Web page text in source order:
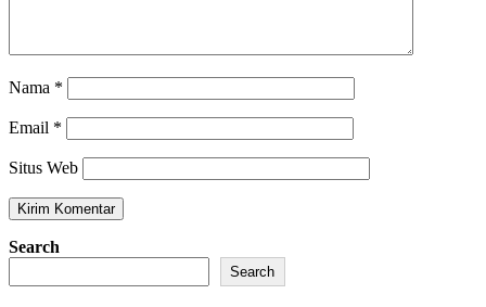
Nama *
Email *
Situs Web
Search
Search